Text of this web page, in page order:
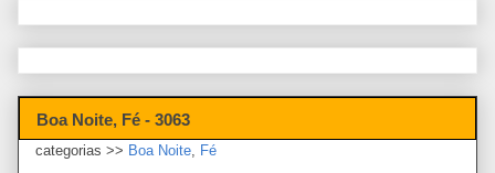
Boa Noite, Fé - 3063
categorias >> Boa Noite, Fé